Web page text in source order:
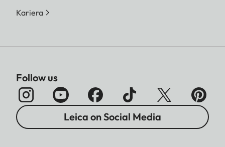
Kariera
Follow us
Leica on Social Media